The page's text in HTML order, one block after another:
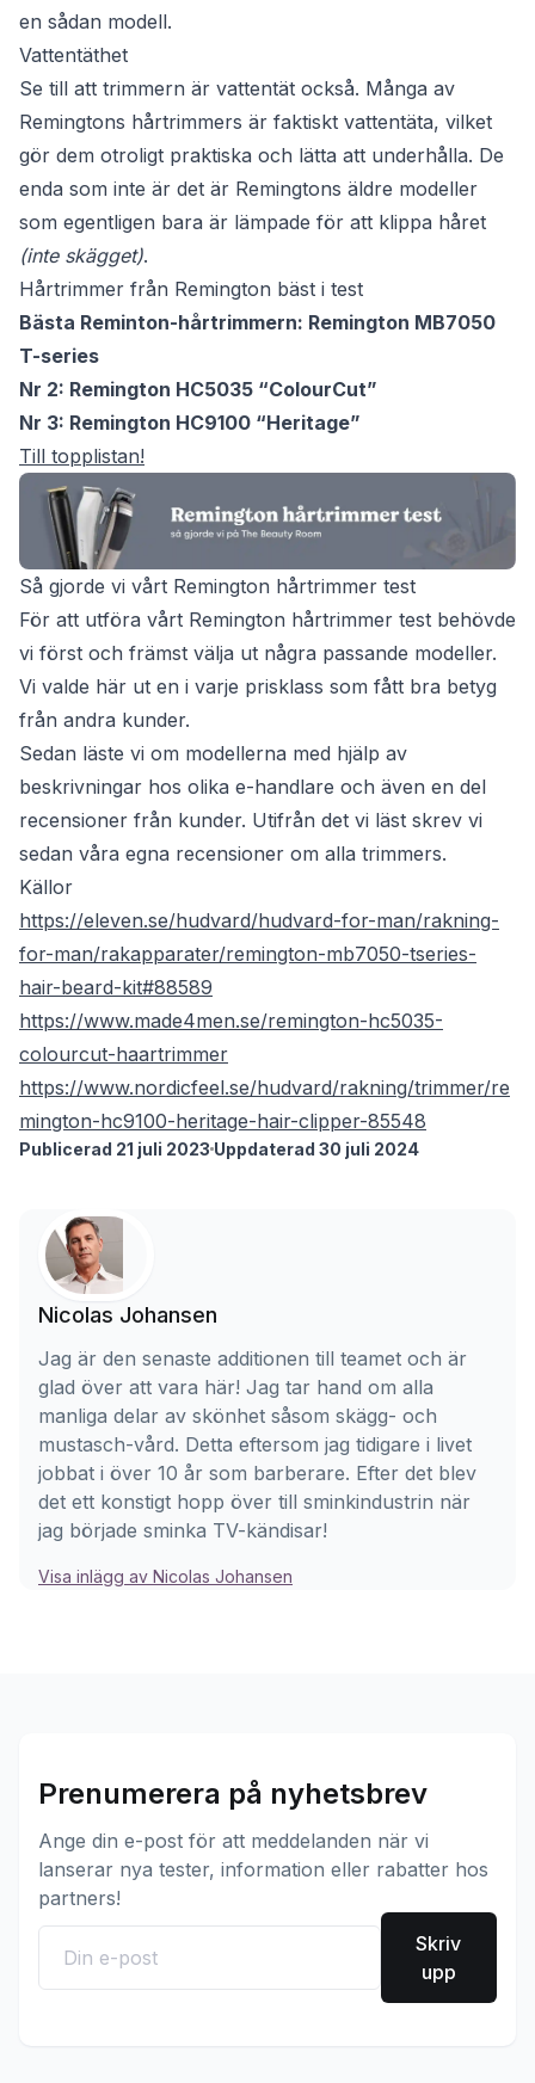
en sådan modell.
Vattentäthet
Se till att trimmern är vattentät också. Många av
Remingtons hårtrimmers är faktiskt vattentäta, vilket
gör dem otroligt praktiska och lätta att underhålla. De
enda som inte är det är Remingtons äldre modeller
som egentligen bara är lämpade för att klippa håret
(inte skägget).
Hårtrimmer från Remington bäst i test
Bästa Reminton-hårtrimmern: Remington MB7050
T-series
Nr 2: Remington HC5035 “ColourCut”
Nr 3: Remington HC9100 “Heritage”
Till topplistan!
Så gjorde vi vårt Remington hårtrimmer test
För att utföra vårt Remington hårtrimmer test behövde
vi först och främst välja ut några passande modeller.
Vi valde här ut en i varje prisklass som fått bra betyg
från andra kunder.
Sedan läste vi om modellerna med hjälp av
beskrivningar hos olika e-handlare och även en del
recensioner från kunder. Utifrån det vi läst skrev vi
sedan våra egna recensioner om alla trimmers.
Källor
https://eleven.se/hudvard/hudvard-for-man/rakning-
for-man/rakapparater/remington-mb7050-tseries-
hair-beard-kit#88589
https://www.made4men.se/remington-hc5035-
colourcut-haartrimmer
https://www.nordicfeel.se/hudvard/rakning/trimmer/re
mington-hc9100-heritage-hair-clipper-85548
Publicerad 21 juli 2023 Uppdaterad 30 juli 2024
Nicolas Johansen
Jag är den senaste additionen till teamet och är
glad över att vara här! Jag tar hand om alla
manliga delar av skönhet såsom skägg- och
mustasch-vård. Detta eftersom jag tidigare i livet
jobbat i över 10 år som barberare. Efter det blev
det ett konstigt hopp över till sminkindustrin när
jag började sminka TV-kändisar!
Visa inlägg av Nicolas Johansen
Prenumerera på nyhetsbrev
Ange din e-post för att meddelanden när vi
lanserar nya tester, information eller rabatter hos
partners!
Skriv
upp